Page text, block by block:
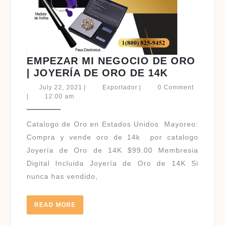
EMPEZAR MI NEGOCIO DE ORO
| JOYERÍA DE ORO DE 14K
MI
ORO
JOYERÍA
ORO
July 22, 2021 July
ExportadorExportador0 Comment
12:00 am
Catalogo de Oro en Estados Unidos ​Mayoreo:
Compra y vende oro de 14k por catalogo
Joyería de Oro de 14K $99.00 Membresia
Digital Incluida Joyería de Oro de 14K Si
nunca has vendido,
READ MORE
MORE